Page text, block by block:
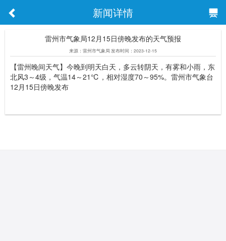
新闻详情
雷州市气象局12月15日傍晚发布的天气预报
来源：雷州市气象局 发布时间：2023-12-15
【雷州晚间天气】今晚到明天白天，多云转阴天，有雾和小雨，东
北风3～4级，气温14～21℃，相对湿度70～95%。雷州市气象台
12月15日傍晚发布